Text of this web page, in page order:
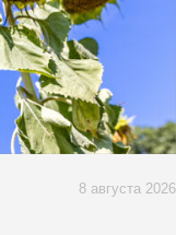
8 августа 2026